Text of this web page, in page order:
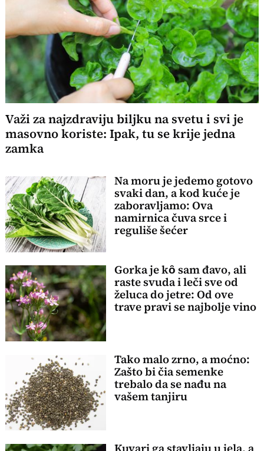
Važi za najzdraviju biljku na svetu i svi je
masovno koriste: Ipak, tu se krije jedna
zamka
Na moru je jedemo gotovo
svaki dan, a kod kuće je
zaboravljamo: Ova
namirnica čuva srce i
reguliše šećer
Gorka je kȏ sam đavo, ali
raste svuda i leči sve od
želuca do jetre: Od ove
trave pravi se najbolje vino
Tako malo zrno, a moćno:
Zašto bi čia semenke
trebalo da se nađu na
vašem tanjiru